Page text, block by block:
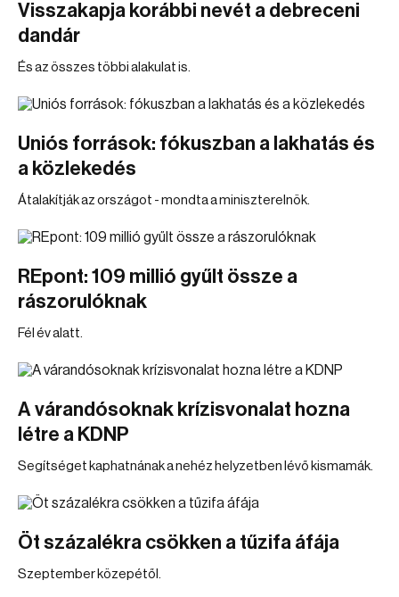
Visszakapja korábbi nevét a debreceni
dandár
És az összes többi alakulat is.
Uniós források: fókuszban a lakhatás és
a közlekedés
Átalakítják az országot - mondta a miniszterelnök.
REpont: 109 millió gyűlt össze a
rászorulóknak
Fél év alatt.
A várandósoknak krízisvonalat hozna
létre a KDNP
Segítséget kaphatnának a nehéz helyzetben lévő kismamák.
Öt százalékra csökken a tűzifa áfája
Szeptember közepétől.